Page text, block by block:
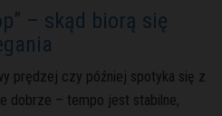
– skąd biorą się
prędzej czy później spotyka się z
dobrze – tempo jest stabilne,